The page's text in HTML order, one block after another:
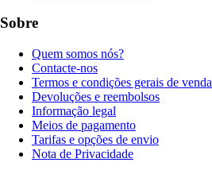
Sobre
Quem somos nós?
Contacte-nos
Termos e condições gerais de venda
Devoluções e reembolsos
Informação legal
Meios de pagamento
Tarifas e opções de envio
Nota de Privacidade